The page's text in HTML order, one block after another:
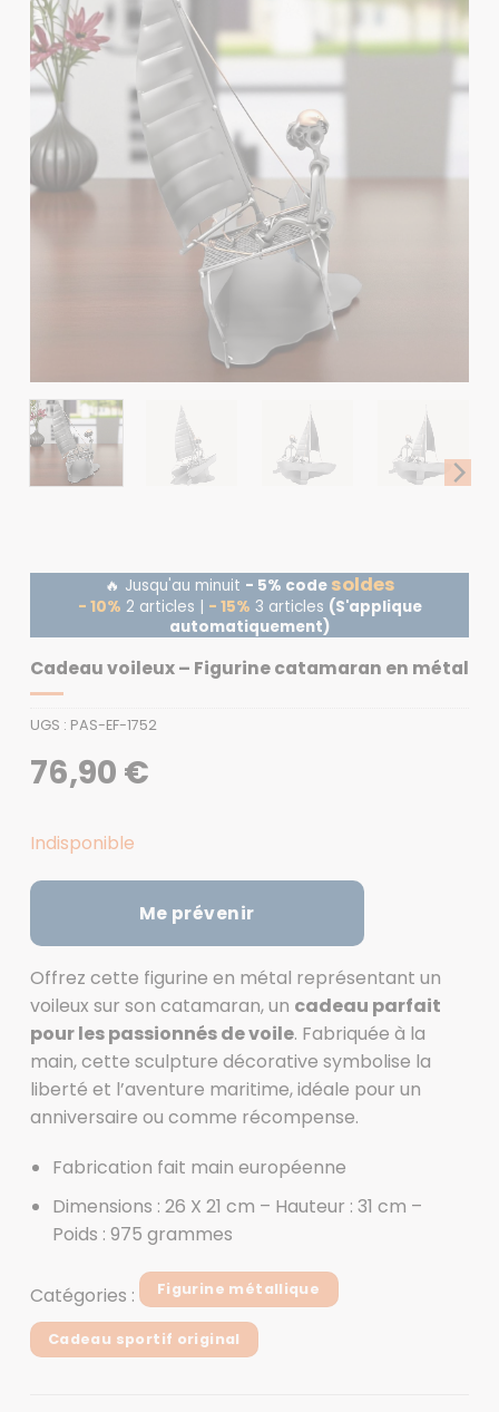
🔥 Jusqu'au minuit - 5% code soldes
- 10% 2 articles | - 15% 3 articles (S'applique
automatiquement)
Cadeau voileux – Figurine catamaran en métal
UGS : PAS-EF-1752
76,90 €
Indisponible
Me prévenir
Offrez cette figurine en métal représentant un
voileux sur son catamaran, un cadeau parfait
pour les passionnés de voile. Fabriquée à la
main, cette sculpture décorative symbolise la
liberté et l’aventure maritime, idéale pour un
anniversaire ou comme récompense.
Fabrication fait main européenne
Dimensions : 26 X 21 cm – Hauteur : 31 cm –
Poids : 975 grammes
Catégories : Figurine métallique
Cadeau sportif original